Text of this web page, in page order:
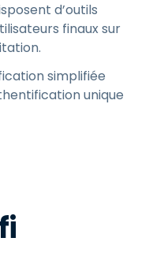
d’outils
finaux sur
simplifiée
unique